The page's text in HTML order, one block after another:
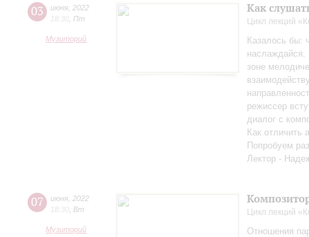
03 июня 2022
18:30 Пт
Музиторий
Как
Цикл лекций
Казалось бы:
наслаждайся.
зоне
режиссер
диалог с
Как отличить
Попробуем
Лектор -
07 июня 2022
18:30 Вт
Музиторий
Цикл лекций
Отношения